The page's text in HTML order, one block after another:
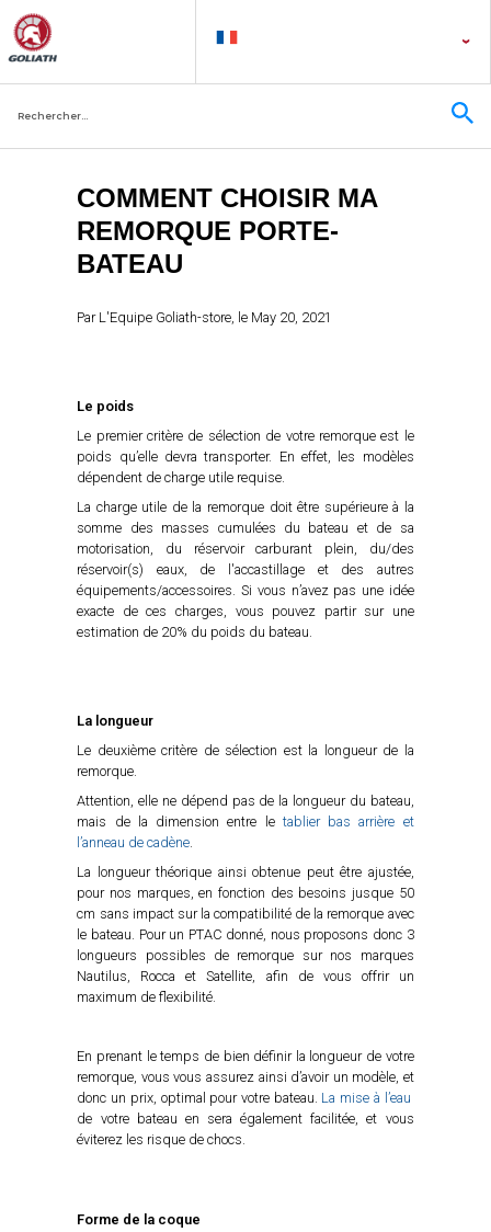
COMMENT CHOISIR MA
REMORQUE PORTE-
BATEAU
Par L'Equipe Goliath-store, le May 20, 2021
Le poids
Le premier critère de sélection de votre remorque est le
poids qu’elle devra transporter. En effet, les modèles
dépendent de charge utile requise.
La charge utile de la remorque doit être supérieure à la
somme des masses cumulées du bateau et de sa
motorisation, du réservoir carburant plein, du/des
réservoir(s) eaux, de l'accastillage et des autres
équipements/accessoires. Si vous n’avez pas une idée
exacte de ces charges, vous pouvez partir sur une
estimation de 20% du poids du bateau.
La longueur
Le deuxième critère de sélection est la longueur de la
remorque.
Attention, elle ne dépend pas de la longueur du bateau,
mais de la dimension entre le tablier bas arrière et
l’anneau de cadène.
La longueur théorique ainsi obtenue peut être ajustée,
pour nos marques, en fonction des besoins jusque 50
cm sans impact sur la compatibilité de la remorque avec
le bateau. Pour un PTAC donné, nous proposons donc 3
longueurs possibles de remorque sur nos marques
Nautilus, Rocca et Satellite, afin de vous offrir un
maximum de flexibilité.
En prenant le temps de bien définir la longueur de votre
remorque, vous vous assurez ainsi d’avoir un modèle, et
donc un prix, optimal pour votre bateau. La mise à l’eau
de votre bateau en sera également facilitée, et vous
éviterez les risque de chocs.
Forme de la coque